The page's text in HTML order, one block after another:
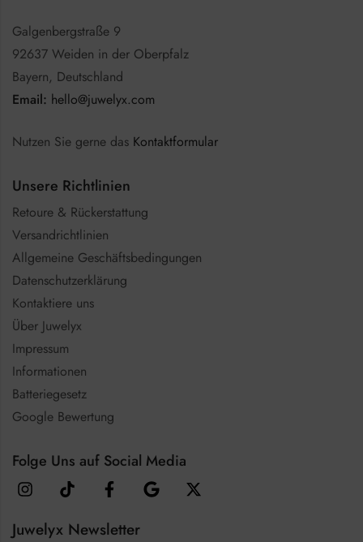
Galgenbergstraße 9
92637 Weiden in der Oberpfalz
Bayern, Deutschland
Email: hello@juwelyx.com
Nutzen Sie gerne das Kontaktformular
Unsere Richtlinien
Retoure & Rückerstattung
Versandrichtlinien
Allgemeine Geschäftsbedingungen
Datenschutzerklärung
Kontaktiere uns
Über Juwelyx
Impressum
Informationen
Batteriegesetz
Google Bewertung
Folge Uns auf Social Media
Juwelyx Newsletter